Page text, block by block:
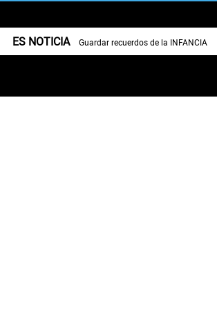
ES NOTICIA Guardar recuerdos de la INFANCIA